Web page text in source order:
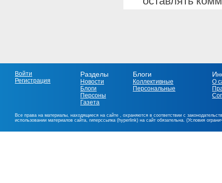
Войти
Регистрация
Разделы
Новости
Блоги
Персоны
Газета
Блоги
Коллективные
Персональные
О
Все права на материалы, находящиеся на сайте , охраняются в соответствии с
использовании материалов сайта, гиперссылка (hyperlink) на сайт обязательна. (Условия